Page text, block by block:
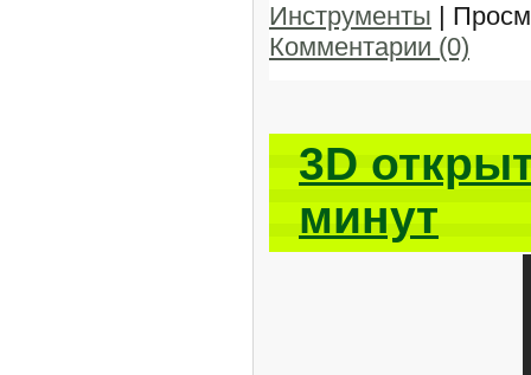
Инструменты |
Комментарии (0)
3D
минут